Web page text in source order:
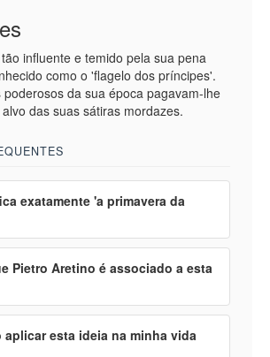
influente e temido pela sua pena
como o 'flagelo dos príncipes'.
poderosos da sua época pagavam-lhe
das suas sátiras mordazes.
exatamente 'a primavera da
Pietro Aretino é associado a esta
aplicar esta ideia na minha vida